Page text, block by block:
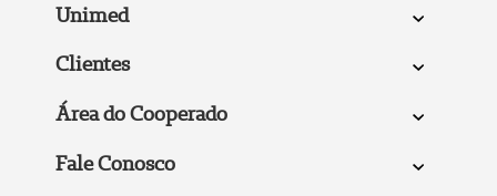
Unimed
Clientes
Área do Cooperado
Fale Conosco